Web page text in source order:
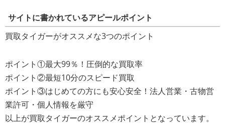
サイトに書かれているアピールポイント
買取タイガーがオススメな3つのポイント
ポイント①最大99％！圧倒的な買取率
ポイント②最短10分のスピード買取
ポイント③はじめての方にも安心安全！法人営業・古物営
業許可・個人情報を厳守
以上が買取タイガーのオススメポイントとなっています。